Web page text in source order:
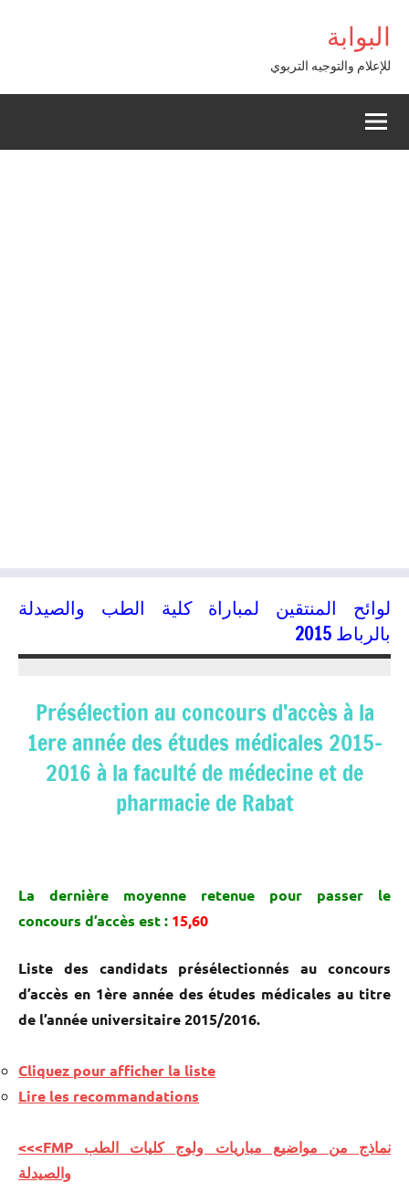
contenu
البوابة
للإعلام والتوجيه التربوي
لوائح المنتقين لمباراة كلية الطب والصيدلة
بالرباط 2015
Présélection au concours d’accès à la
1ere année des études médicales 2015-
2016 à la faculté de médecine et de
pharmacie de Rabat
La dernière moyenne retenue pour passer le
concours d’accès est : 15,60
Liste des candidats présélectionnés au concours
d’accès en 1ère année des études médicales au titre
de l’année universitaire 2015/2016.
Cliquez pour afficher la liste
Lire les recommandations
<<<FMP نماذج من مواضيع مباريات ولوج كليات الطب
والصيدلة